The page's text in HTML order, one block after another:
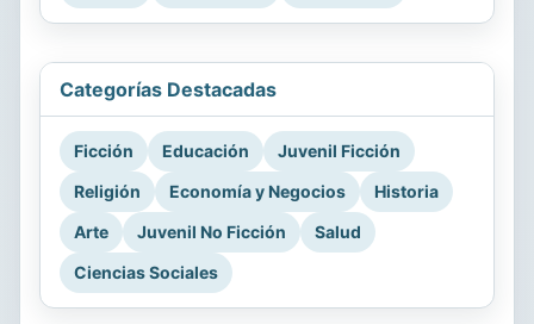
Categorías Destacadas
Ficción Educación
Juvenil Ficción
Religión
Economía y Negocios
Historia
Arte
Juvenil No Ficción
Salud
Ciencias Sociales